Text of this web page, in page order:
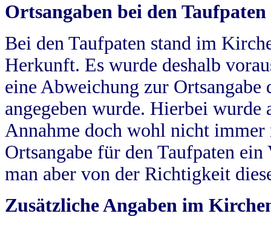
Ortsangaben bei den Taufpaten
Bei den Taufpaten stand im
Herkunft. Es wurde deshalb
eine Abweichung zur
angegeben wurde. Hierbei wurde
Annahme doch wohl nicht
Ortsangabe für den Taufpaten
man aber von der Richtigkeit
Zusätzliche Angaben im